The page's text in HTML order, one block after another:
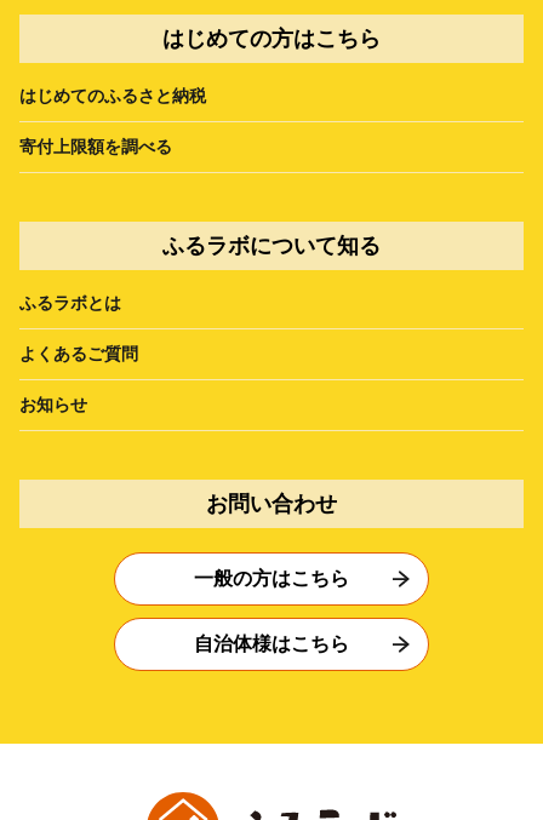
はじめての方はこちら
はじめてのふるさと納税
寄付上限額を調べる
ふるラボについて知る
ふるラボとは
よくあるご質問
お知らせ
お問い合わせ
一般の方はこちら
自治体様はこちら